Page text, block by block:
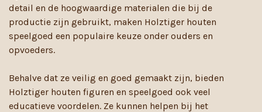
detail en de hoogwaardige materialen die bij de
productie zijn gebruikt, maken Holztiger houten
speelgoed een populaire keuze onder ouders en
opvoeders.
Behalve dat ze veilig en goed gemaakt zijn, bieden
Holztiger houten figuren en speelgoed ook veel
educatieve voordelen. Ze kunnen helpen bij het